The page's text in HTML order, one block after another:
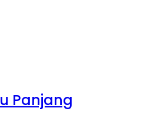
Panjang